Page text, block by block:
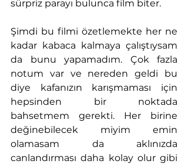
sürpriz parayı bulunca film biter.
Şimdi bu filmi özetlemekte her ne
kadar kabaca kalmaya çalıştıysam
da bunu yapamadım. Çok fazla
notum var ve nereden geldi bu
diye kafanızın karışmaması için
hepsinden bir noktada
bahsetmem gerekti. Her birine
değinebilecek miyim emin
olamasam da aklınızda
canlandırması daha kolay olur gibi